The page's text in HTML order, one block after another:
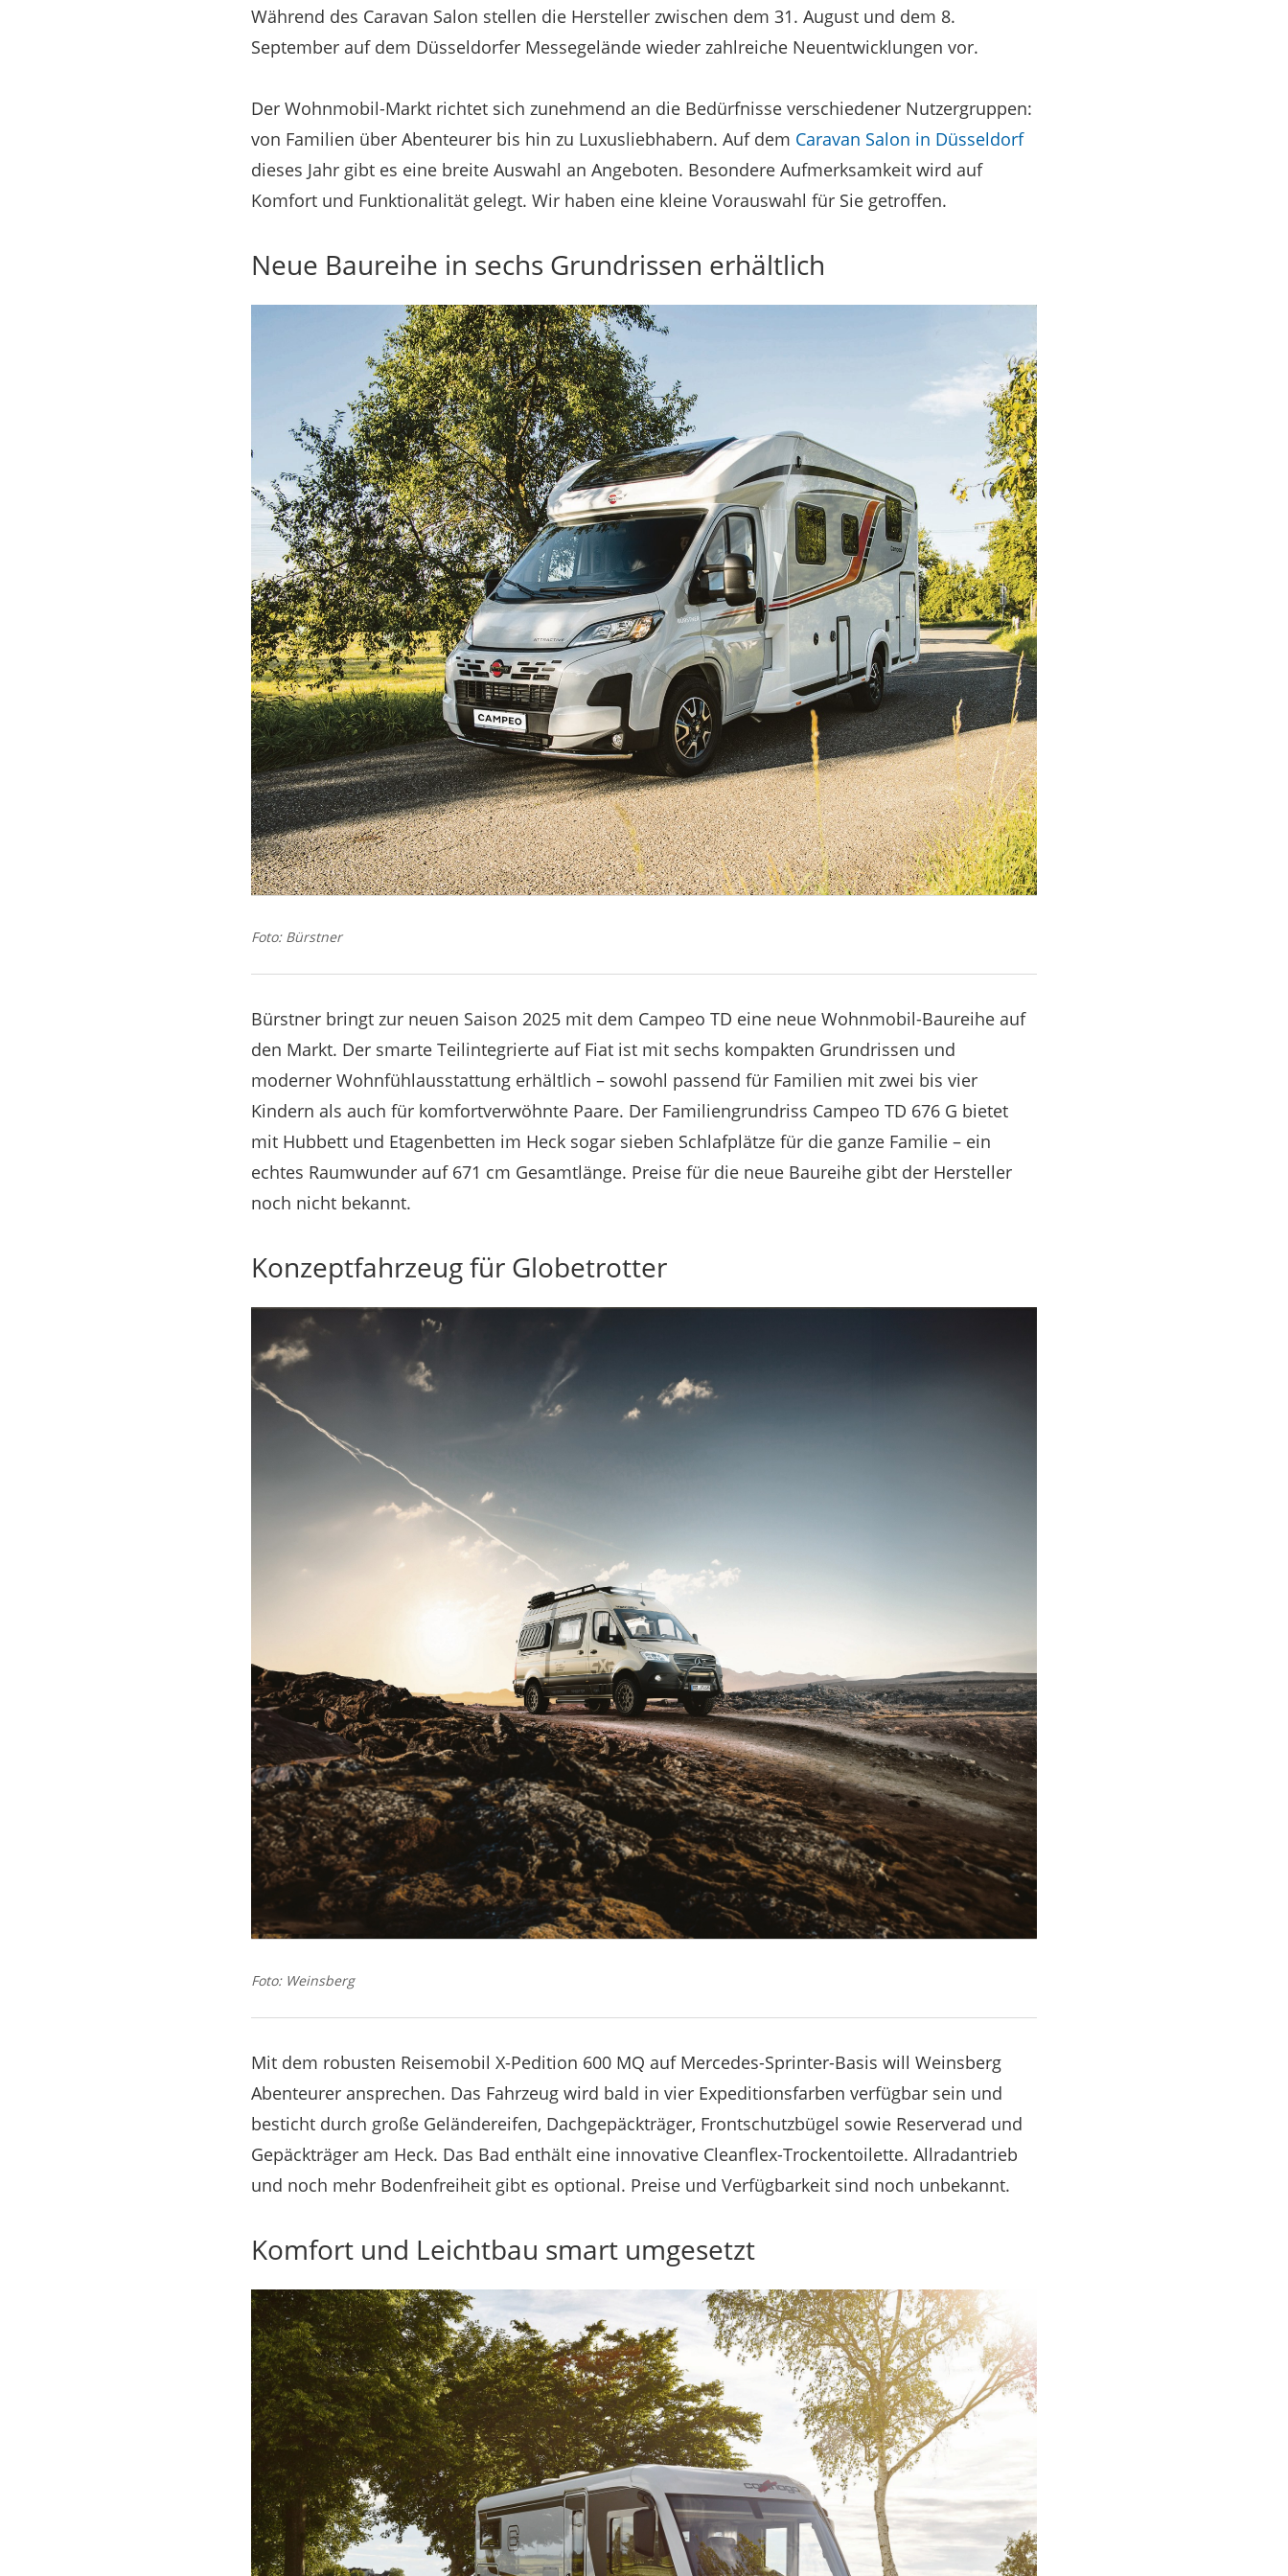
Während des Caravan Salon stellen die Hersteller zwischen dem 31. August und dem 8.
September auf dem Düsseldorfer Messegelände wieder zahlreiche Neuentwicklungen vor.
Der Wohnmobil-Markt richtet sich zunehmend an die Bedürfnisse verschiedener Nutzergruppen:
von Familien über Abenteurer bis hin zu Luxusliebhabern. Auf dem Caravan Salon in Düsseldorf
dieses Jahr gibt es eine breite Auswahl an Angeboten. Besondere Aufmerksamkeit wird auf
Komfort und Funktionalität gelegt. Wir haben eine kleine Vorauswahl für Sie getroffen.
Neue Baureihe in sechs Grundrissen erhältlich
Foto: Bürstner
Bürstner bringt zur neuen Saison 2025 mit dem Campeo TD eine neue Wohnmobil-Baureihe auf
den Markt. Der smarte Teilintegrierte auf Fiat ist mit sechs kompakten Grundrissen und
moderner Wohnfühlausstattung erhältlich – sowohl passend für Familien mit zwei bis vier
Kindern als auch für komfortverwöhnte Paare. Der Familiengrundriss Campeo TD 676 G bietet
mit Hubbett und Etagenbetten im Heck sogar sieben Schlafplätze für die ganze Familie – ein
echtes Raumwunder auf 671 cm Gesamtlänge. Preise für die neue Baureihe gibt der Hersteller
noch nicht bekannt.
Konzeptfahrzeug für Globetrotter
Foto: Weinsberg
Mit dem robusten Reisemobil X-Pedition 600 MQ auf Mercedes-Sprinter-Basis will Weinsberg
Abenteurer ansprechen. Das Fahrzeug wird bald in vier Expeditionsfarben verfügbar sein und
besticht durch große Geländereifen, Dachgepäckträger, Frontschutzbügel sowie Reserverad und
Gepäckträger am Heck. Das Bad enthält eine innovative Cleanflex-Trockentoilette. Allradantrieb
und noch mehr Bodenfreiheit gibt es optional. Preise und Verfügbarkeit sind noch unbekannt.
Komfort und Leichtbau smart umgesetzt